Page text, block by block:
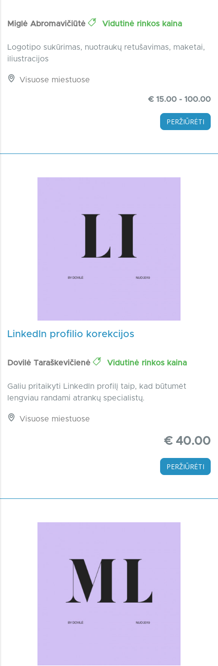
Miglė Abromavičiūtė Vidutinė rinkos kaina
Logotipo sukūrimas, nuotraukų retušavimas, maketai,
iliustracijos
Visuose miestuose
€ 15.00 - 100.00
PERŽIŪRĖTI
LinkedIn profilio korekcijos
Dovilė Taraškevičienė Vidutinė rinkos kaina
Galiu pritaikyti LinkedIn profilį taip, kad būtumėt
lengviau randami atrankų specialistų.
Visuose miestuose
€ 40.00
PERŽIŪRĖTI